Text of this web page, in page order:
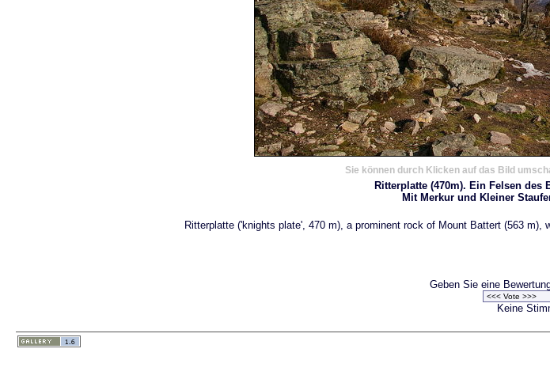
Sie können durch Klicken auf das Bild
Ritterplatte (470m). Ein Felsen des
Mit Merkur und Kleiner
Ritterplatte ('knights plate', 470 m), a prominent rock of Mount Battert (563
Geben Sie eine
Keine